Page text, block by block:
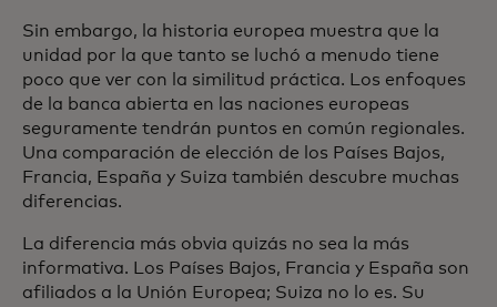
Sin embargo, la historia europea muestra que la
unidad por la que tanto se luchó a menudo tiene
poco que ver con la similitud práctica. Los enfoques
de la banca abierta en las naciones europeas
seguramente tendrán puntos en común regionales.
Una comparación de elección de los Países Bajos,
Francia, España y Suiza también descubre muchas
diferencias.
La diferencia más obvia quizás no sea la más
informativa. Los Países Bajos, Francia y España son
afiliados a la Unión Europea; Suiza no lo es. Su